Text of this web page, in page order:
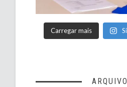
Carregar mais